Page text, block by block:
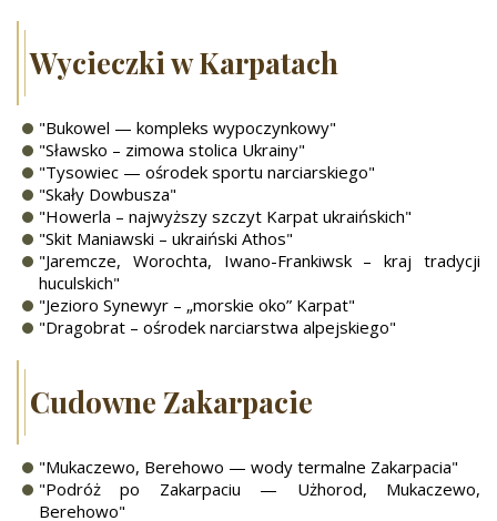
Wycieczki w Karpatach
"Bukowel — kompleks wypoczynkowy"
"Sławsko – zimowa stolica Ukrainy"
"Tysowiec — ośrodek sportu narciarskiego"
"Skały Dowbusza"
"Howerla – najwyższy szczyt Karpat ukraińskich"
"Skit Maniawski – ukraiński Athos"
"Jaremcze, Worochta, Iwano-Frankiwsk – kraj tradycji
huculskich"
"Jezioro Synewyr – „morskie oko” Karpat"
"Dragobrat – ośrodek narciarstwa alpejskiego"
Cudowne Zakarpacie
"Mukaczewo, Berehowo — wody termalne Zakarpacia"
"Podróż po Zakarpaciu — Użhorod, Mukaczewo,
Berehowo"